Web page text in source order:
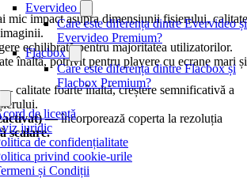
Evervideo
Care este diferența dintre Evervideo și
Evervideo Premium?
Flacbox
Care este diferența dintre Flacbox și
Flacbox Premium?
de licență
juridic
de confidențialitate
privind cookie-urile
și Condiții
mic impact asupra dimensiunii fișierului, calitate
echilibrată pentru majoritatea utilizatorilor.
înaltă, potrivit pentru playere cu ecrane mari și
calitate foarte înaltă, creștere semnificativă a
— încorporează coperta la rezoluția
scalare.